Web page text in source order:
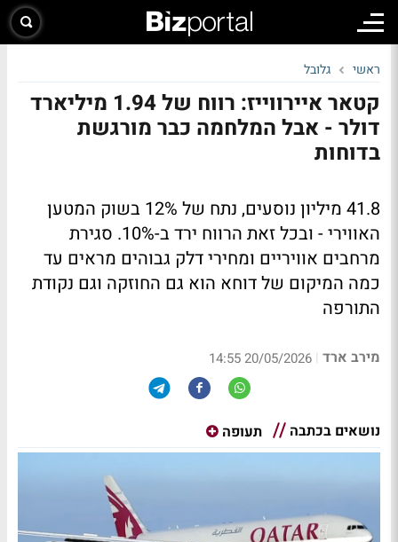
ראשי גלובל
קטאר איירווייז: רווח של 1.94 מיליארד
דולר - אבל המלחמה כבר מורגשת
בדוחות
41.8 מיליון נוסעים, נתח של 12% בשוק המטען
האווירי - ובכל זאת הרווח ירד ב-10%. סגירת
מרחבים אוויריים ומחירי דלק גבוהים מראים עד
כמה המיקום של דוחא הוא גם החוזקה וגם נקודת
התורפה
מירב ארד |
20/05/2026 14:55
נושאים בכתבה תעופה